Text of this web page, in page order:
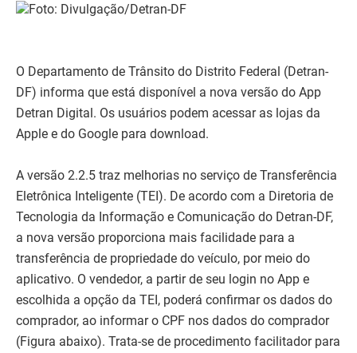
Foto: Divulgação/Detran-DF
O Departamento de Trânsito do Distrito Federal (Detran-
DF) informa que está disponível a nova versão do App
Detran Digital. Os usuários podem acessar as lojas da
Apple e do Google para download.
A versão 2.2.5 traz melhorias no serviço de Transferência
Eletrônica Inteligente (TEI). De acordo com a Diretoria de
Tecnologia da Informação e Comunicação do Detran-DF,
a nova versão proporciona mais facilidade para a
transferência de propriedade do veículo, por meio do
aplicativo. O vendedor, a partir de seu login no App e
escolhida a opção da TEI, poderá confirmar os dados do
comprador, ao informar o CPF nos dados do comprador
(Figura abaixo). Trata-se de procedimento facilitador para